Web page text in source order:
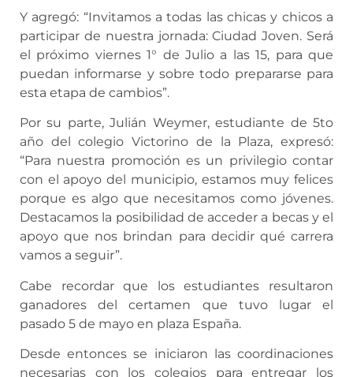
Y agregó: “Invitamos a todas las chicas y chicos a
participar de nuestra jornada: Ciudad Joven. Será
el próximo viernes 1° de Julio a las 15, para que
puedan informarse y sobre todo prepararse para
esta etapa de cambios”.
Por su parte, Julián Weymer, estudiante de 5to
año del colegio Victorino de la Plaza, expresó:
“Para nuestra promoción es un privilegio contar
con el apoyo del municipio, estamos muy felices
porque es algo que necesitamos como jóvenes.
Destacamos la posibilidad de acceder a becas y el
apoyo que nos brindan para decidir qué carrera
vamos a seguir”.
Cabe recordar que los estudiantes resultaron
ganadores del certamen que tuvo lugar el
pasado 5 de mayo en plaza España.
Desde entonces se iniciaron las coordinaciones
necesarias con los colegios para entregar los